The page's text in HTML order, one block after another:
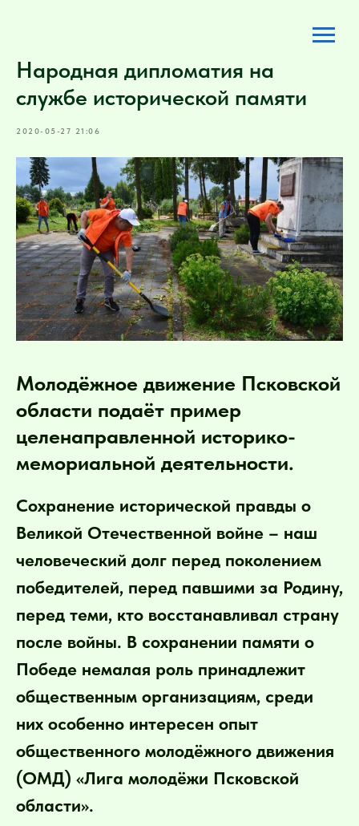
Народная дипломатия на
службе исторической памяти
2020-05-27 21:06
Молодёжное движение Псковской
области подаёт пример
целенаправленной историко-
мемориальной деятельности.
Сохранение исторической правды о
Великой Отечественной войне – наш
человеческий долг перед поколением
победителей, перед павшими за Родину,
перед теми, кто восстанавливал страну
после войны. В сохранении памяти о
Победе немалая роль принадлежит
общественным организациям, среди
них особенно интересен опыт
общественного молодёжного движения
(ОМД) «Лига молодёжи Псковской
области».